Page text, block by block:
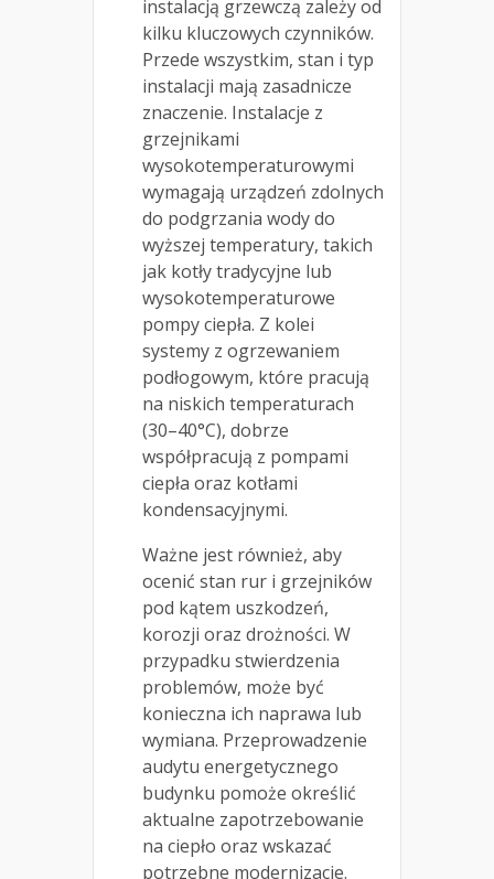
instalacją grzewczą zależy od
kilku kluczowych czynników.
Przede wszystkim, stan i typ
instalacji mają zasadnicze
znaczenie. Instalacje z
grzejnikami
wysokotemperaturowymi
wymagają urządzeń zdolnych
do podgrzania wody do
wyższej temperatury, takich
jak kotły tradycyjne lub
wysokotemperaturowe
pompy ciepła. Z kolei
systemy z ogrzewaniem
podłogowym, które pracują
na niskich temperaturach
(30–40°C), dobrze
współpracują z pompami
ciepła oraz kotłami
kondensacyjnymi.
Ważne jest również, aby
ocenić stan rur i grzejników
pod kątem uszkodzeń,
korozji oraz drożności. W
przypadku stwierdzenia
problemów, może być
konieczna ich naprawa lub
wymiana. Przeprowadzenie
audytu energetycznego
budynku pomoże określić
aktualne zapotrzebowanie
na ciepło oraz wskazać
potrzebne modernizacje.